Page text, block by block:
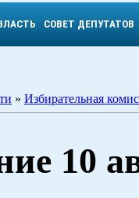
СОВЕТ ДЕПУТАТОВ
» Избирательная
10